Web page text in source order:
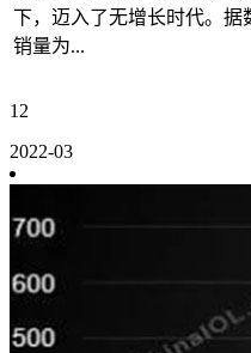
下，迈入了无增长时代。据
销量为...
12
2022-03